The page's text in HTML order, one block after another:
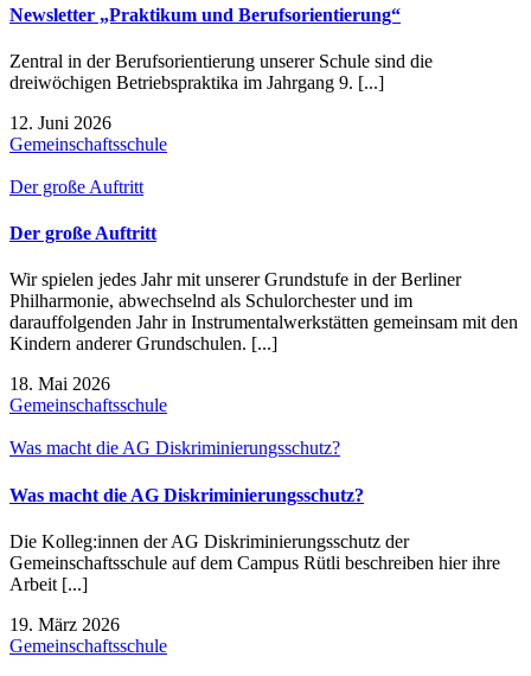
Newsletter „Praktikum und Berufsorientierung“
Zentral in der Berufsorientierung unserer Schule sind die
dreiwöchigen Betriebspraktika im Jahrgang 9. [...]
12. Juni 2026
Gemeinschaftsschule
Der große Auftritt
Der große Auftritt
Wir spielen jedes Jahr mit unserer Grundstufe in der Berliner
Philharmonie, abwechselnd als Schulorchester und im
darauffolgenden Jahr in Instrumentalwerkstätten gemeinsam mit den
Kindern anderer Grundschulen. [...]
18. Mai 2026
Gemeinschaftsschule
Was macht die AG Diskriminierungsschutz?
Was macht die AG Diskriminierungsschutz?
Die Kolleg:innen der AG Diskriminierungsschutz der
Gemeinschaftsschule auf dem Campus Rütli beschreiben hier ihre
Arbeit [...]
19. März 2026
Gemeinschaftsschule